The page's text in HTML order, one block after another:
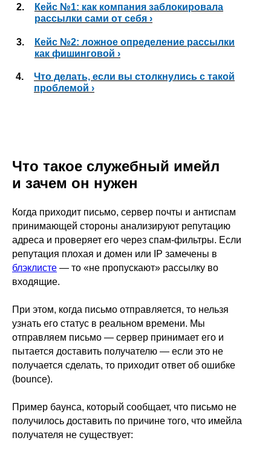
2.
Кейс №1: как компания заблокировала
рассылки сами от себя ›
3.
Кейс №2: ложное определение рассылки
как фишинговой ›
4.
Что делать, если вы столкнулись с такой
проблемой ›
Что такое служебный имейл
и зачем он нужен
Когда приходит письмо, сервер почты и антиспам
принимающей стороны анализируют репутацию
адреса и проверяет его через спам-фильтры. Если
репутация плохая и домен или IP замечены в
блэклисте — то «не пропускают» рассылку во
входящие.
При этом, когда письмо отправляется, то нельзя
узнать его статус в реальном времени. Мы
отправляем письмо — сервер принимает его и
пытается доставить получателю — если это не
получается сделать, то приходит ответ об ошибке
(bounce).
Пример баунса, который сообщает, что письмо не
получилось доставить по причине того, что имейла
получателя не существует: